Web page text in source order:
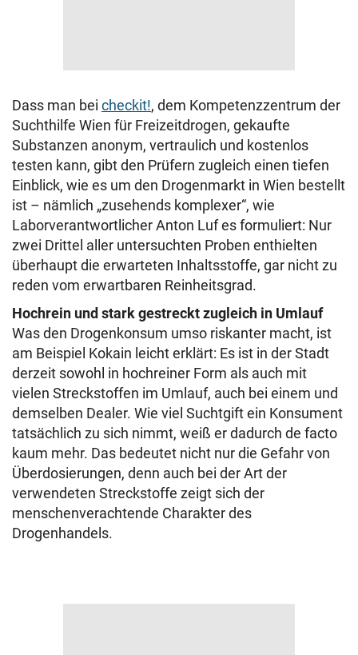
Dass man bei checkit!, dem Kompetenzzentrum der
Suchthilfe Wien für Freizeitdrogen, gekaufte
Substanzen anonym, vertraulich und kostenlos
testen kann, gibt den Prüfern zugleich einen tiefen
Einblick, wie es um den Drogenmarkt in Wien bestellt
ist – nämlich „zusehends komplexer“, wie
Laborverantwortlicher Anton Luf es formuliert: Nur
zwei Drittel aller untersuchten Proben enthielten
überhaupt die erwarteten Inhaltsstoffe, gar nicht zu
reden vom erwartbaren Reinheitsgrad.
Hochrein und stark gestreckt zugleich in Umlauf
Was den Drogenkonsum umso riskanter macht, ist
am Beispiel Kokain leicht erklärt: Es ist in der Stadt
derzeit sowohl in hochreiner Form als auch mit
vielen Streckstoffen im Umlauf, auch bei einem und
demselben Dealer. Wie viel Suchtgift ein Konsument
tatsächlich zu sich nimmt, weiß er dadurch de facto
kaum mehr. Das bedeutet nicht nur die Gefahr von
Überdosierungen, denn auch bei der Art der
verwendeten Streckstoffe zeigt sich der
menschenverachtende Charakter des
Drogenhandels.